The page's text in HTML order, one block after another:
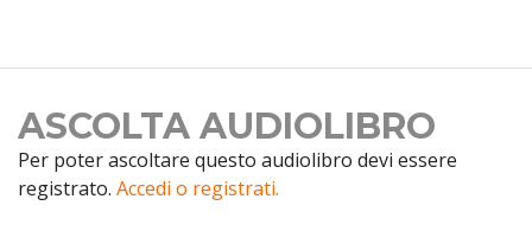
ASCOLTA AUDIOLIBRO
Per poter ascoltare questo audiolibro devi essere
registrato. Accedi o registrati.